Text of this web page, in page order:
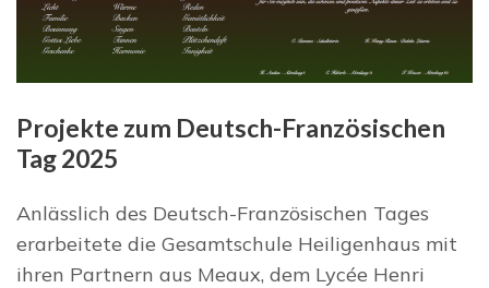
Projekte zum Deutsch-Französischen
Tag 2025
Anlässlich des Deutsch-Französischen Tages
erarbeitete die Gesamtschule Heiligenhaus mit
ihren Partnern aus Meaux, dem Lycée Henri